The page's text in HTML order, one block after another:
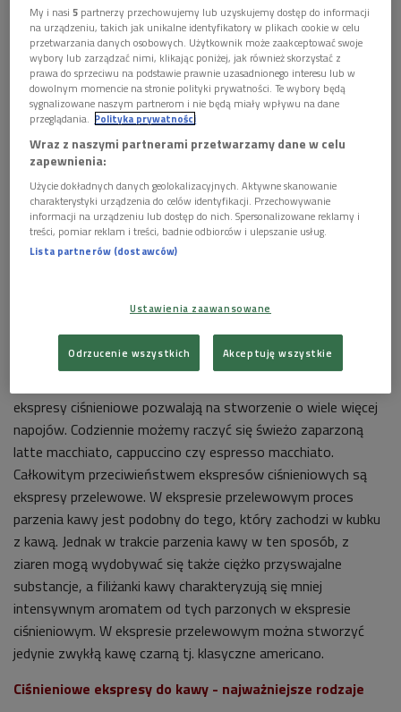
Ekspres ciśnieniowy DeLonghi - profesjonalnie przygotowana kawa
Foto:
Mat. promocyjne DeLonghi
Ekspres ciśnieniowy - jak działa marzenie kawoszy?
zasadzie - tłoczeniu gorącej wody pod odpowiednim
ciśnieniem przez zmielone ziarna kawy. Dzięki temu
otrzymujemy skoncentrowany napar espresso pokryty
ekspresy ciśnieniowe pozwalają na stworzenie o wiele więcej
napojów. Codziennie możemy raczyć się świeżo zaparzoną
latte macchiato, cappuccino czy espresso macchiato.
Całkowitym przeciwieństwem ekspresów ciśnieniowych są
ekspresy przelewowe. W ekspresie przelewowym proces
parzenia kawy jest podobny do tego, który zachodzi w kubku
z kawą. Jednak w trakcie parzenia kawy w ten sposób, z
ziaren mogą wydobywać się także ciężko przyswajalne
substancje, a filiżanki kawy charakteryzują się mniej
intensywnym aromatem od tych parzonych w ekspresie
ciśnieniowym. W ekspresie przelewowym można stworzyć
jedynie zwykłą kawę czarną tj. klasyczne americano.
Ciśnieniowe ekspresy do kawy - najważniejsze rodzaje
My i nasi5 partnerzy przechowujemy lub uzyskujemy dostęp do informacji
na urządzeniu, takich jak unikalne identyfikatory w plikach cookie w celu
przetwarzania danych osobowych. Użytkownik może zaakceptować swoje
wybory lub zarządzać nimi, klikając poniżej, jak również skorzystać z
prawa do sprzeciwu na podstawie prawnie uzasadnionego interesu lub w
dowolnym momencie na stronie polityki prywatności. Te wybory będą
sygnalizowane naszym partnerom i nie będą miały wpływu na dane
przeglądania. Polityka prywatności
Wraz z naszymi partnerami przetwarzamy dane w celu
zapewnienia:
Użycie dokładnych danych geolokalizacyjnych. Aktywne skanowanie
charakterystyki urządzenia do celów identyfikacji. Przechowywanie
informacji na urządzeniu lub dostęp do nich. Spersonalizowane reklamy i
treści, pomiar reklam i treści, badnie odbiorców i ulepszanie usług.
Lista partnerów (dostawców)
Ustawienia zaawansowane
Odrzucenie wszystkich Akceptuję wszystkie